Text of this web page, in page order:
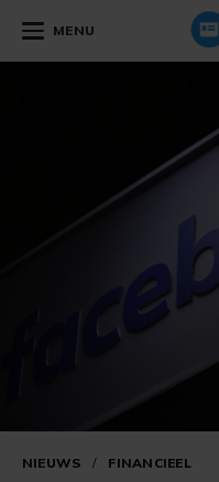
MENU
NIEUWS / FINANCIEEL